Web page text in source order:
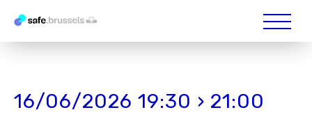
16/06/2026 19:30 › 21:00